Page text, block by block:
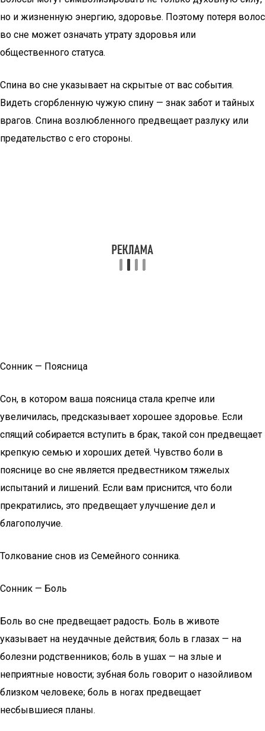
но и жизненную энергию, здоровье. Поэтому потеря волос
во сне может означать утрату здоровья или
общественного статуса.
Спина во сне указывает на скрытые от вас события.
Видеть сгорбленную чужую спину — знак забот и тайных
врагов. Спина возлюбленного предвещает разлуку или
предательство с его стороны.
Сонник — Поясница
Сон, в котором ваша поясница стала крепче или
увеличилась, предсказывает хорошее здоровье. Если
спящий собирается вступить в брак, такой сон предвещает
крепкую семью и хороших детей. Чувство боли в
пояснице во сне является предвестником тяжелых
испытаний и лишений. Если вам приснится, что боли
прекратились, это предвещает улучшение дел и
благополучие.
Толкование снов из Семейного сонника.
Сонник — Боль
Боль во сне предвещает радость. Боль в животе
указывает на неудачные действия; боль в глазах — на
болезни родственников; боль в ушах — на злые и
неприятные новости; зубная боль говорит о назойливом
близком человеке; боль в ногах предвещает
несбывшиеся планы.